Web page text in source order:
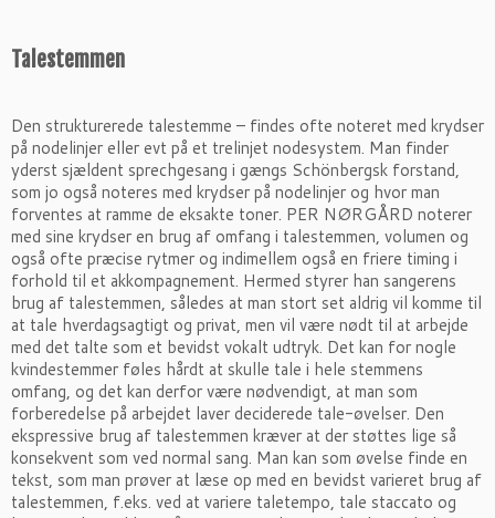
Talestemmen
Den strukturerede talestemme – findes ofte noteret med krydser
på nodelinjer eller evt på et trelinjet nodesystem. Man finder
yderst sjældent sprechgesang i gængs Schönbergsk forstand,
som jo også noteres med krydser på nodelinjer og hvor man
forventes at ramme de eksakte toner. PER NØRGÅRD noterer
med sine krydser en brug af omfang i talestemmen, volumen og
også ofte præcise rytmer og indimellem også en friere timing i
forhold til et akkompagnement. Hermed styrer han sangerens
brug af talestemmen, således at man stort set aldrig vil komme til
at tale hverdagsagtigt og privat, men vil være nødt til at arbejde
med det talte som et bevidst vokalt udtryk. Det kan for nogle
kvindestemmer føles hårdt at skulle tale i hele stemmens
omfang, og det kan derfor være nødvendigt, at man som
forberedelse på arbejdet laver deciderede tale-øvelser. Den
ekspressive brug af talestemmen kræver at der støttes lige så
konsekvent som ved normal sang. Man kan som øvelse finde en
tekst, som man prøver at læse op med en bevidst varieret brug af
talestemmen, f.eks. ved at variere taletempo, tale staccato og